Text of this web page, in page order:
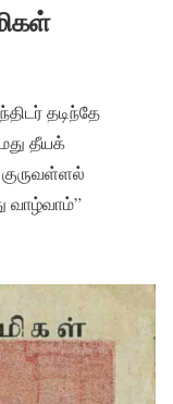
தடிந்தே
தீயக்
வாழ்வாம்”